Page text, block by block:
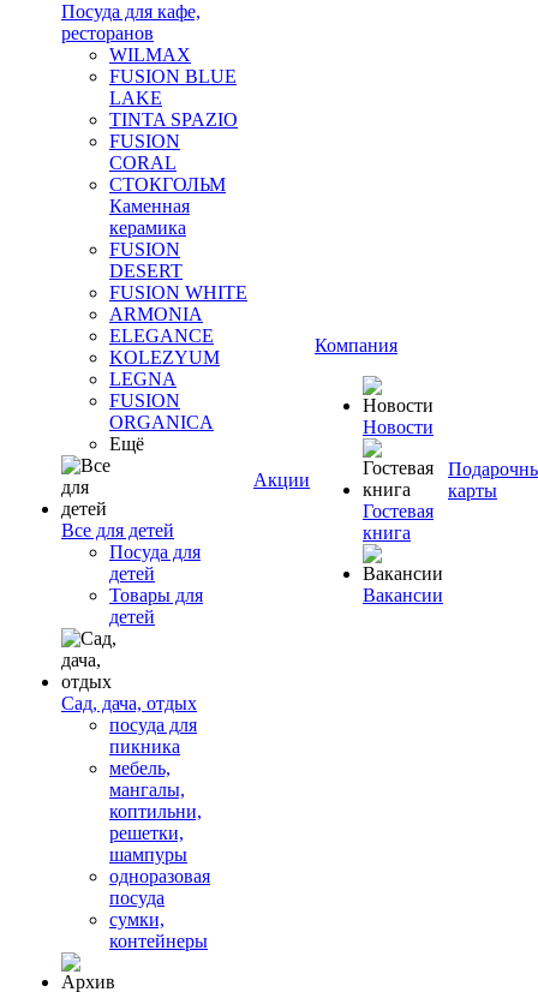
Посуда для кафе,
ресторанов
WILMAX
FUSION BLUE
LAKE
TINTA SPAZIO
FUSION
CORAL
СТОКГОЛЬМ
Каменная
керамика
FUSION
DESERT
FUSION WHITE
ARMONIA
ELEGANCE
KOLEZYUM
LEGNA
FUSION
ORGANICA
Ещё
Все для детей
Посуда для
детей
Товары для
детей
Сад, дача, отдых
посуда для
пикника
мебель,
мангалы,
коптильни,
решетки,
шампуры
одноразовая
посуда
сумки,
контейнеры
Акции
Компания
Новости
Гостевая
книга
Вакансии
карты